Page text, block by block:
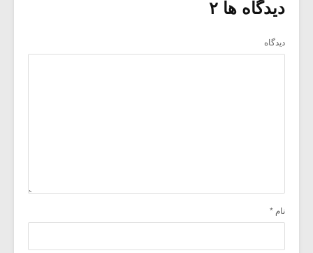
دیدگاه ها ۲
دیدگاه
نام *